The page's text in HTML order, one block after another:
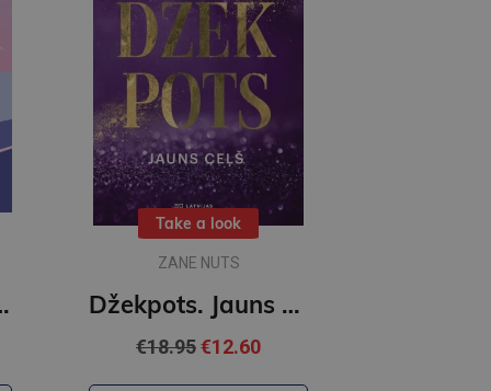
trijiem!
Take a look
ZANE NUTS
Džekpots. Jauns ceļš
€18.95€12.60